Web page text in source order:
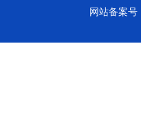
网站备案号